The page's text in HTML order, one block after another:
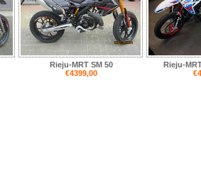
Rieju-MRT SM 50
€4399,00
Rieju-